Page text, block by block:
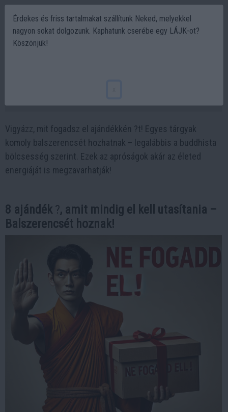
Vigyázz, mit fogadsz el ajándékkén ?t! Egyes tárgyak
komoly balszerencsét hozhatnak – legalábbis a buddhista
bölcsesség szerint. Ezek az apróságok akár az életed
energiáját is megzavarhatják!
8 ajándék ?, amit mindig el kell utasítania –
Balszerencsét hoznak!
Érdekes és friss tartalmakat szállítunk Neked, melyekkel
nagyon sokat dolgozunk. Kaphatunk cserébe egy LÁJK-ot?
Köszönjük!